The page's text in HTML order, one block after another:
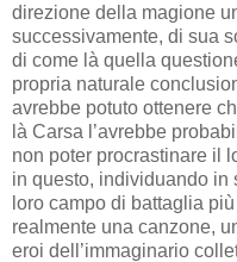
direzione della magione
successivamente, di sua
di come là quella
propria naturale
avrebbe potuto ottenere
là Carsa l’avrebbe
non poter procrastinare il
in questo, individuando in
loro campo di battaglia
realmente una canzone,
eroi dell’immaginario